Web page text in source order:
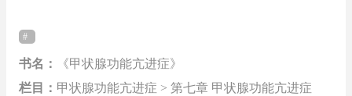
书名：
《甲状腺功能亢进症》
栏目： 甲状腺功能亢进症 > 第七章 甲状腺功能亢进症